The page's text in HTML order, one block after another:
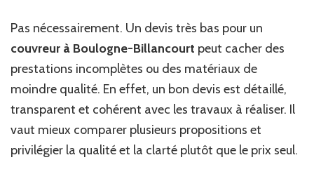
Pas nécessairement. Un devis très bas pour un
couvreur à Boulogne-Billancourt peut cacher des
prestations incomplètes ou des matériaux de
moindre qualité. En effet, un bon devis est détaillé,
transparent et cohérent avec les travaux à réaliser. Il
vaut mieux comparer plusieurs propositions et
privilégier la qualité et la clarté plutôt que le prix seul.